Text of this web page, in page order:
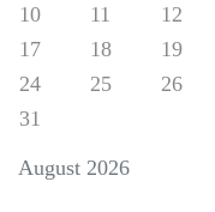
August 2026
10
11 12
17
18 19
24
25 26
31